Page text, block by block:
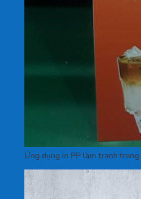
Ứng dụng in PP làm tranh